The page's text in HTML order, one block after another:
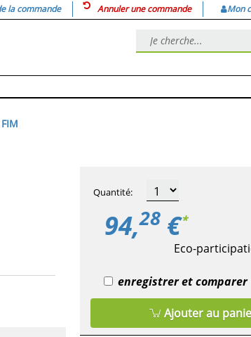
la commande Annuler une commande Mon
94,28 €*
Eco-
Quantité:
enregistrer et comparer
Ajouter au